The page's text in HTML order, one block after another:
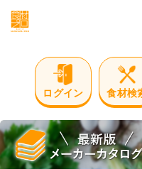
ログイン 食材検